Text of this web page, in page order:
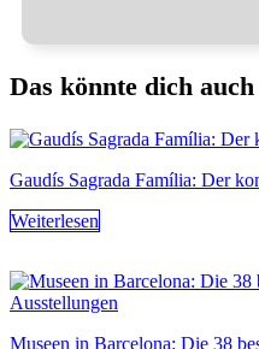
Das könnte dich
Gaudís Sagrada Família: Der
Weiterlesen
Museen in Barcelona: Die 38